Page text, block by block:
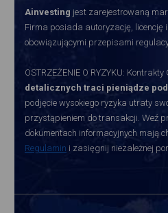
Ainvesting jest zarejestrowaną
Firma posiada autoryzację, licencję
obowiązującymi przepisami
OSTRZEŻENIE O RYZYKU:
detalicznych traci pieniądze
podjęcie wysokiego ryzyka utraty
przystąpieniem do transakcji. Weź
dokumentach informacyjnych mają
Regulamin i zasięgnij niezależnej